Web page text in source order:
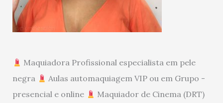
Maquiadora Profissional especialista em pele
negra
Aulas automaquiagem VIP ou em Grupo -
presencial e online
Maquiador de Cinema (DRT)